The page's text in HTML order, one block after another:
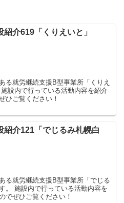
紹介619「くりえいと」
る就労継続支援B型事業所「くりえ
設内で行っている活動内容を紹介
ひご覧ください！
紹介121「でじるみ札幌白
る就労継続支援B型事業所「でじる
。 施設内で行っている活動内容を
でぜひご覧ください！